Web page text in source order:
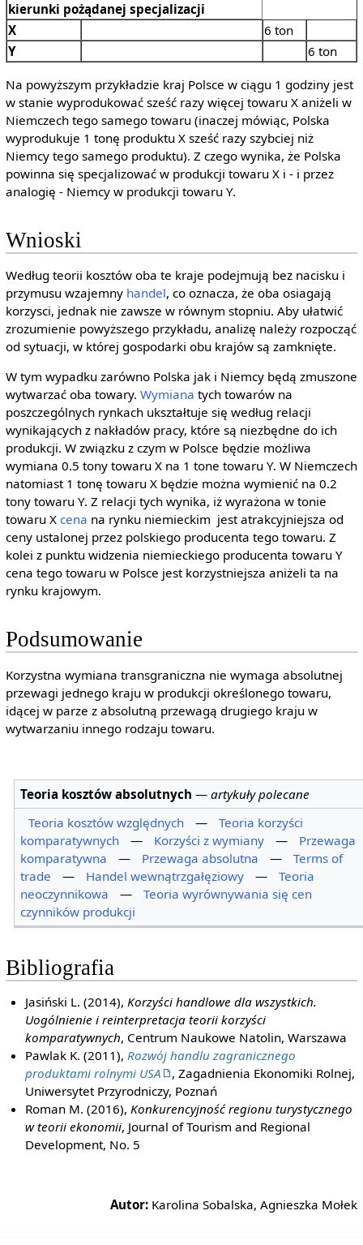
kierunki pożądanej specjalizacji
X
6 ton
Y
6 ton
Na powyższym przykładzie kraj Polsce w ciągu 1 godziny jest
w stanie wyprodukować sześć razy więcej towaru X aniżeli w
Niemczech tego samego towaru (inaczej mówiąc, Polska
wyprodukuje 1 tonę produktu X sześć razy szybciej niż
Niemcy tego samego produktu). Z czego wynika, że Polska
powinna się specjalizować w produkcji towaru X i - i przez
analogię - Niemcy w produkcji towaru Y.
Wnioski
Według teorii kosztów oba te kraje podejmują bez nacisku i
przymusu wzajemny handel, co oznacza, że oba osiagają
korzysci, jednak nie zawsze w równym stopniu. Aby ułatwić
zrozumienie powyższego przykładu, analizę należy rozpocząć
od sytuacji, w której gospodarki obu krajów są zamknięte.
W tym wypadku zarówno Polska jak i Niemcy będą zmuszone
wytwarzać oba towary. Wymiana tych towarów na
poszczególnych rynkach ukształtuje się według relacji
wynikających z nakładów pracy, które są niezbędne do ich
produkcji. W związku z czym w Polsce będzie możliwa
wymiana 0.5 tony towaru X na 1 tone towaru Y. W Niemczech
natomiast 1 tonę towaru X będzie można wymienić na 0.2
tony towaru Y. Z relacji tych wynika, iż wyrażona w tonie
towaru X cena na rynku niemieckim jest atrakcyjniejsza od
ceny ustalonej przez polskiego producenta tego towaru. Z
kolei z punktu widzenia niemieckiego producenta towaru Y
cena tego towaru w Polsce jest korzystniejsza aniżeli ta na
rynku krajowym.
Podsumowanie
Korzystna wymiana transgraniczna nie wymaga absolutnej
przewagi jednego kraju w produkcji określonego towaru,
idącej w parze z absolutną przewagą drugiego kraju w
wytwarzaniu innego rodzaju towaru.
Teoria kosztów absolutnych —artykuły polecane
Teoria kosztów względnych
—
Teoria korzyści
komparatywnych
— Korzyści z wymiany —
Przewaga
komparatywna
— Przewaga absolutna —
Terms of
trade
— Handel wewnątrzgałęziowy —
Teoria
neoczynnikowa
—
Teoria wyrównywania się cen
czynników produkcji
Bibliografia
Jasiński L. (2014), Korzyści handlowe dla wszystkich.
Uogólnienie i reinterpretacja teorii korzyści
komparatywnych, Centrum Naukowe Natolin, Warszawa
Pawlak K. (2011), Rozwój handlu zagranicznego
produktami rolnymi USA
, Zagadnienia Ekonomiki Rolnej,
Uniwersytet Przyrodniczy, Poznań
Roman M. (2016), Konkurencyjność regionu turystycznego
w teorii ekonomii, Journal of Tourism and Regional
Development, No. 5
Autor: Karolina Sobalska, Agnieszka Mołek